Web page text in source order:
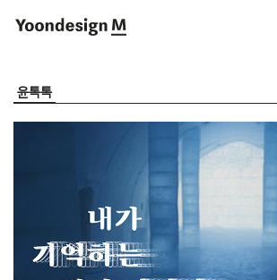
Yoondesign M
윤톡톡